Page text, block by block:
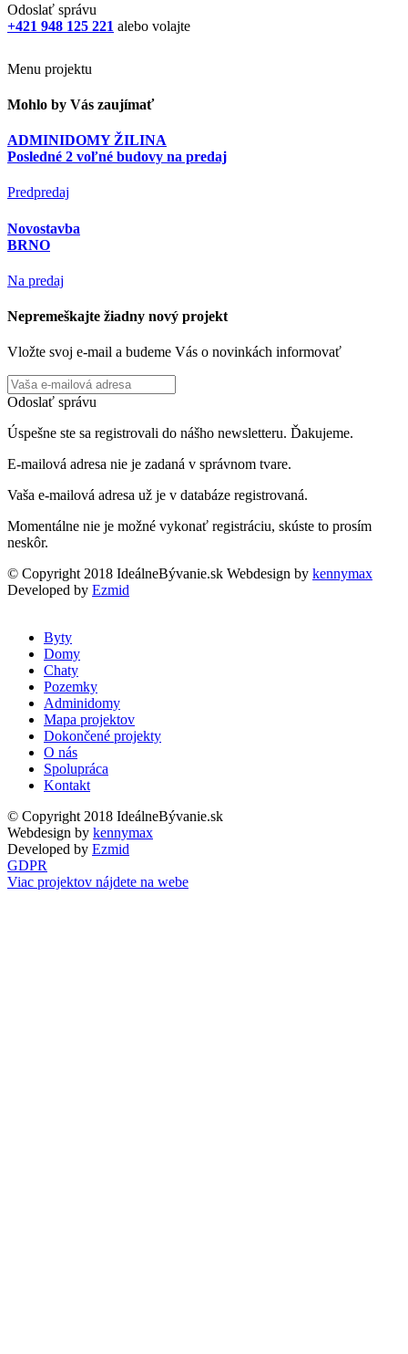
Odoslať správu
+421 948 125 221 alebo volajte
Menu projektu
Mohlo by Vás zaujímať
ADMINIDOMY ŽILINA
Posledné 2 voľné budovy na predaj
Predpredaj
Novostavba
BRNO
Na predaj
Nepremeškajte žiadny nový projekt
Vložte svoj e-mail a budeme Vás o novinkách informovať
Odoslať správu
Úspešne ste sa registrovali do nášho newsletteru. Ďakujeme.
E-mailová adresa nie je zadaná v správnom tvare.
Vaša e-mailová adresa už je v databáze registrovaná.
Momentálne nie je možné vykonať registráciu, skúste to prosím
neskôr.
© Copyright 2018 IdeálneBývanie.sk Webdesign by kennymax
Developed by Ezmid
Byty
Domy
Chaty
Pozemky
Adminidomy
Mapa projektov
Dokončené projekty
O nás
Spolupráca
Kontakt
© Copyright 2018 IdeálneBývanie.sk
Webdesign by kennymax
Developed by Ezmid
GDPR
Viac projektov nájdete na webe